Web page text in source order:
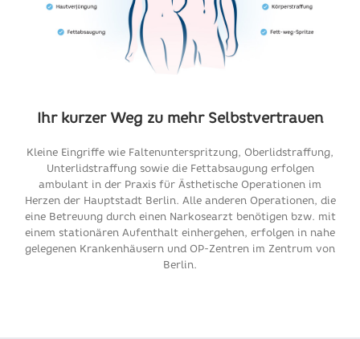
Ihr kurzer Weg zu mehr Selbstvertrauen
Kleine Eingriffe wie Faltenunterspritzung, Oberlidstraffung,
Unterlidstraffung sowie die Fettabsaugung erfolgen
ambulant in der Praxis für Ästhetische Operationen im
Herzen der Hauptstadt Berlin. Alle anderen Operationen, die
eine Betreuung durch einen Narkosearzt benötigen bzw. mit
einem stationären Aufenthalt einhergehen, erfolgen in nahe
gelegenen Krankenhäusern und OP-Zentren im Zentrum von
Berlin.